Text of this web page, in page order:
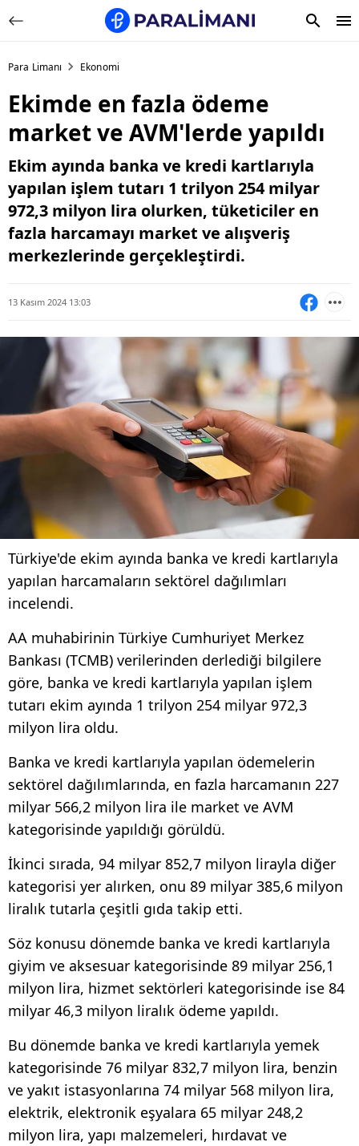
Para Limanı Ekonomi
Ekimde en fazla ödeme
market ve AVM'lerde yapıldı
Ekim ayında banka ve kredi kartlarıyla
yapılan işlem tutarı 1 trilyon 254 milyar
972,3 milyon lira olurken, tüketiciler en
fazla harcamayı market ve alışveriş
merkezlerinde gerçekleştirdi.
13 Kasım 2024 13:03
Türkiye'de ekim ayında banka ve kredi kartlarıyla
yapılan harcamaların sektörel dağılımları
incelendi.
AA muhabirinin Türkiye Cumhuriyet Merkez
Bankası (TCMB) verilerinden derlediği bilgilere
göre, banka ve kredi kartlarıyla yapılan işlem
tutarı ekim ayında 1 trilyon 254 milyar 972,3
milyon lira oldu.
Banka ve kredi kartlarıyla yapılan ödemelerin
sektörel dağılımlarında, en fazla harcamanın 227
milyar 566,2 milyon lira ile market ve AVM
kategorisinde yapıldığı görüldü.
İkinci sırada, 94 milyar 852,7 milyon lirayla diğer
kategorisi yer alırken, onu 89 milyar 385,6 milyon
liralık tutarla çeşitli gıda takip etti.
Söz konusu dönemde banka ve kredi kartlarıyla
giyim ve aksesuar kategorisinde 89 milyar 256,1
milyon lira, hizmet sektörleri kategorisinde ise 84
milyar 46,3 milyon liralık ödeme yapıldı.
Bu dönemde banka ve kredi kartlarıyla yemek
kategorisinde 76 milyar 832,7 milyon lira, benzin
ve yakıt istasyonlarına 74 milyar 568 milyon lira,
elektrik, elektronik eşyalara 65 milyar 248,2
milyon lira, yapı malzemeleri, hırdavat ve